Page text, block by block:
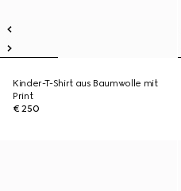
Kinder-T-Shirt aus Baumwolle mit
Print
€ 250